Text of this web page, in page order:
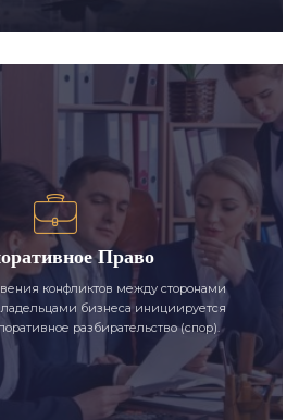
Право
конфликтов между сторонами
бизнеса инициируется
разбирательство (спор).